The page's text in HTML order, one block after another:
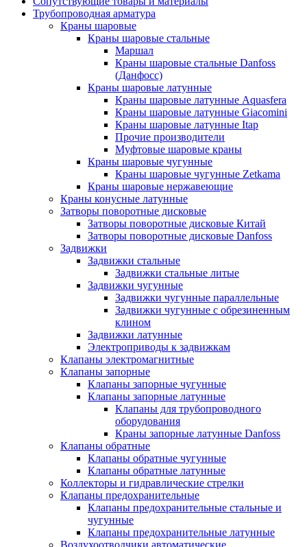
Трубопроводная арматура
Краны шаровые
Краны шаровые стальные
Маршал
Краны шаровые стальные Danfoss
(Данфосс)
Краны шаровые латунные
Краны шаровые латунные Aquasfera
Краны шаровые латунные Giacomini
Краны шаровые латунные Itap
Прочие производители
Муфтовые шаровые краны
Краны шаровые чугунные
Краны шаровые чугунные Zetkama
Краны шаровые нержавеющие
Краны конусные латунные
Затворы поворотные дисковые
Затворы поворотные дисковые Китай
Затворы поворотные дисковые Danfoss
Задвижки
Задвижки стальные
Задвижки стальные литые
Задвижки чугунные
Задвижки чугунные параллельные
Задвижки чугунные с обрезиненным
клином
Задвижки латунные
Электроприводы к задвижкам
Клапаны электромагнитные
Клапаны запорные
Клапаны запорные чугунные
Клапаны запорные латунные
Клапаны для трубопроводного
оборудования
Краны запорные латунные Danfoss
Клапаны обратные
Клапаны обратные чугунные
Клапаны обратные латунные
Коллекторы и гидравлические стрелки
Клапаны предохранительные
Клапаны предохранительные стальные и
чугунные
Клапаны предохранительные латунные
Воздухоотводчики автоматические